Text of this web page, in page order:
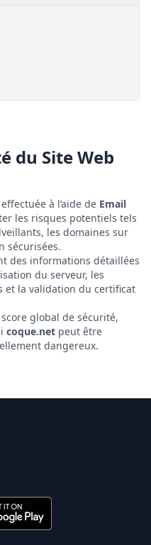
du Site Web
à l’aide de Email
les risques potentiels tels
les domaines sur
sécurisées.
des informations détaillées
du serveur, les
et la validation du certificat
global de sécurité,
coque.net peut être
dangereux.